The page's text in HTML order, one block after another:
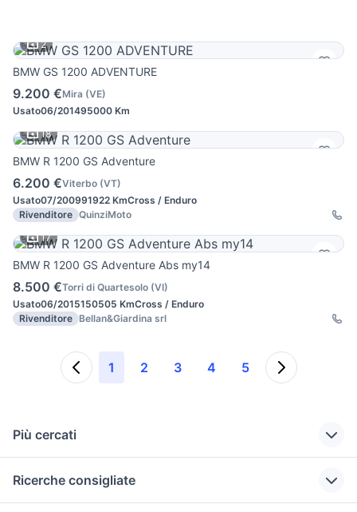
2
BMW GS 1200 ADVENTURE
9.200 €Mira (VE)
Usato06/201495000 Km
18
BMW R 1200 GS Adventure
6.200 €Viterbo (VT)
Usato07/200991922 KmCross / Enduro
Rivenditore QuinziMoto
17
BMW R 1200 GS Adventure Abs my14
8.500 €Torri di Quartesolo (VI)
Usato06/2015150505 KmCross / Enduro
Rivenditore Bellan&Giardina srl
1 2 3 4 5
Più cercati
Ricerche consigliate